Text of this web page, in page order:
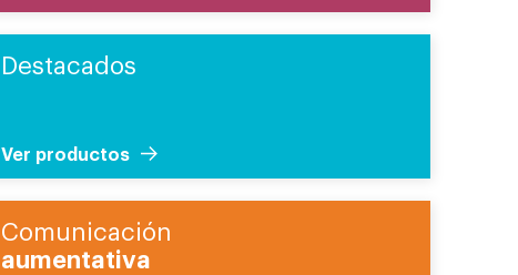
Destacados
Ver productos
Comunicación
aumentativa